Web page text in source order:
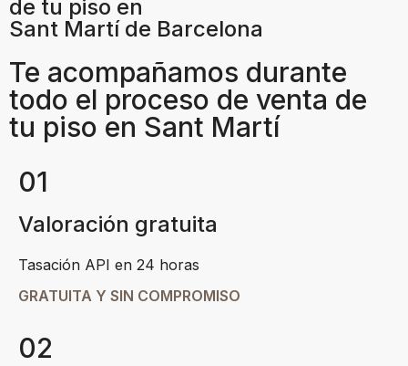
de tu piso en
Sant Martí de Barcelona
Te acompañamos durante
todo el proceso de venta de
tu piso en Sant Martí
01
Valoración gratuita
Tasación API en 24 horas
GRATUITA Y SIN COMPROMISO
02